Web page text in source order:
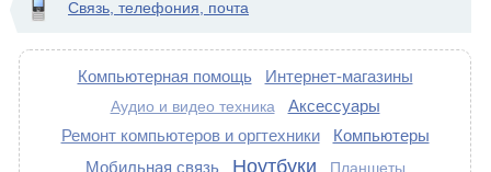
Связь, телефония, почта
Компьютерная помощь Интернет-магазины
Аудио и видео техника
Аксессуары
Ремонт компьютеров и оргтехники
Компьютеры
Мобильная связь
Ноутбуки Планшеты